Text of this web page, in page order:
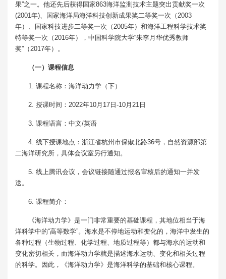
果”之一。他还先后获得国家863海洋监测技术主题突出贡献奖一次
(2001年)、国家海洋局海洋科技创新成果奖二等奖一次（2003
年）、国家科技进步二等奖一次（2005年）和海洋工程科学技术奖
特等奖一次（2016年），中国科学院大学“朱李月华优秀教师
奖”（2017年）。
（一）课程信息
1. 课程名称：海洋动力学（下）
2. 授课时间：2022年10月17日-10月21日
3. 课程语言：中文/英语
4. 线下授课地点：浙江省杭州市保俶北路36号，自然资源部第
二海洋研究所，具体会议室另行通知。
5. 线上腾讯会议，会议链接随通过报名审核后的通知一并发
送。
6. 课程简介：
《海洋动力学》是一门非常重要的基础课程，其地位相当于海
洋科学中的“高等数学”。海水是不停地运动和变化的，海洋中发生的
各种过程（生物过程、化学过程、地质过程等）都与海水的运动和
变化密切相关，而海洋动力学就是描述海水运动、变化和相关过程
的科学。因此，《海洋动力学》是海洋科学的基础和核心课程。